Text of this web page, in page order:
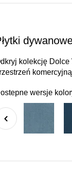
kolekcję Dolce
wersje